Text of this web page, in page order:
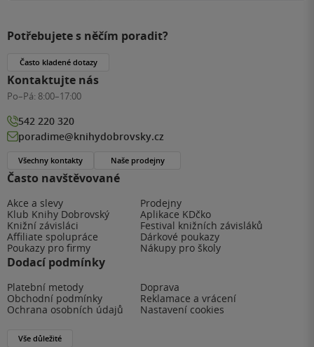
Často navštěvované
Akce a slevy
Prodejny
Klub Knihy Dobrovský
Aplikace KDčko
Knižní závisláci
Festival knižních závisláků
Affiliate spolupráce
Dárkové poukazy
Poukazy pro firmy
Nákupy pro školy
Dodací podmínky
Platební metody
Doprava
Obchodní podmínky
Reklamace a vrácení
Ochrana osobních údajů
Nastavení cookies
Vše důležité
Potřebujete s něčím poradit?
Často kladené dotazy
Kontaktujte nás
Po–Pá: 8:00–17:00
542 220 320
poradime@knihydobrovsky.cz
Všechny kontakty Naše prodejny